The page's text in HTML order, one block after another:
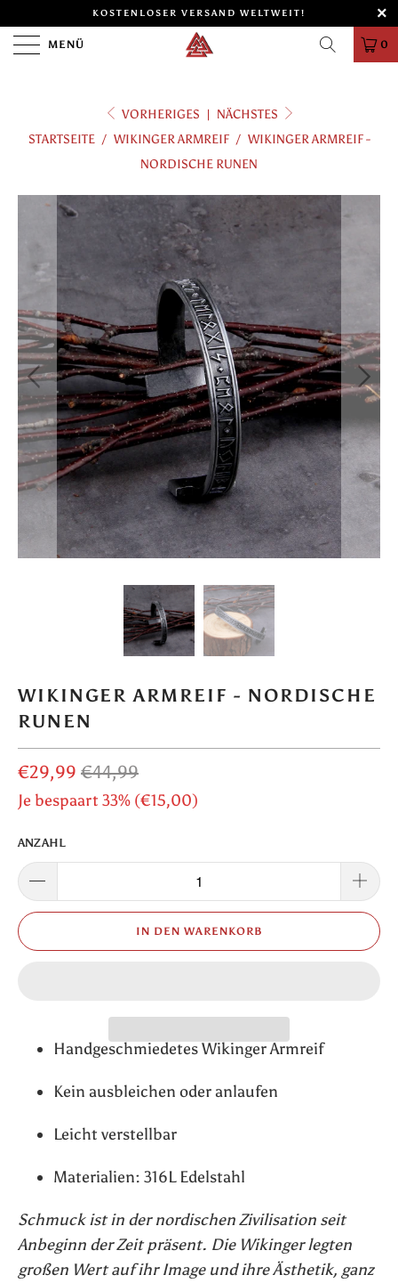
KOSTENLOSER VERSAND WELTWEIT!
MENÜ 0
VORHERIGES | NÄCHSTES
STARTSEITE / WIKINGER ARMREIF / WIKINGER ARMREIF -
NORDISCHE RUNEN
WIKINGER ARMREIF - NORDISCHE
RUNEN
€29,99 €44,99
Je bespaart 33% (€15,00)
ANZAHL
IN DEN WARENKORB
Handgeschmiedetes Wikinger Armreif
Kein ausbleichen oder anlaufen
Leicht verstellbar
Materialien: 316L Edelstahl
Schmuck ist in der nordischen Zivilisation seit
Anbeginn der Zeit präsent. Die Wikinger legten
großen Wert auf ihr Image und ihre Ästhetik, ganz